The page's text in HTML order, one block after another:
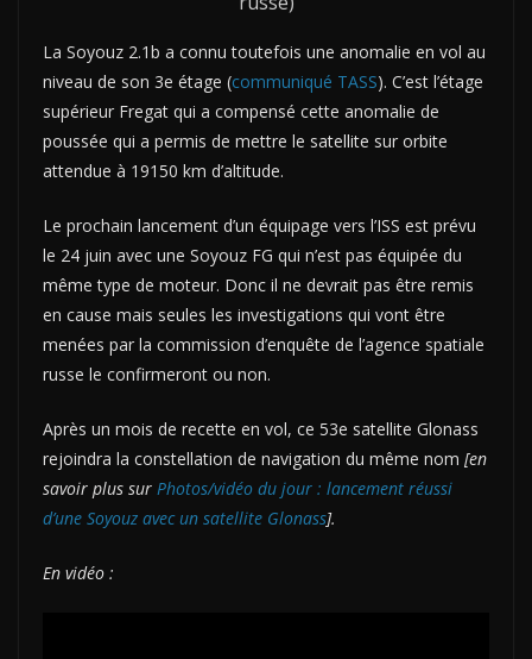
La Soyouz 2.1b a connu toutefois une anomalie en vol au
niveau de son 3e étage (communiqué TASS). C’est l’étage
supérieur Fregat qui a compensé cette anomalie de
poussée qui a permis de mettre le satellite sur orbite
attendue à 19150 km d’altitude.
Le prochain lancement d’un équipage vers l’ISS est prévu
le 24 juin avec une Soyouz FG qui n’est pas équipée du
même type de moteur. Donc il ne devrait pas être remis
en cause mais seules les investigations qui vont être
menées par la commission d’enquête de l’agence spatiale
russe le confirmeront ou non.
Après un mois de recette en vol, ce 53e satellite Glonass
rejoindra la constellation de navigation du même nom [en
savoir plus sur Photos/vidéo du jour : lancement réussi
d’une Soyouz avec un satellite Glonass].
En vidéo :